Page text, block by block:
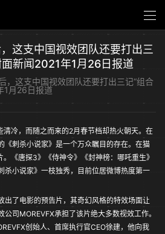
这支中国视效团队还要打出三
面新闻2021年1月26日报道
，这支中国视效团队还要打出三记“组合
1月26日报道
清冷，而随之而来的2月春节档却热火朝天。在
《刺杀小说家》是一个万众瞩目的存在。在猫
《唐探3》《侍神令》《封神榜：哪吒重生》
杀小说家》一枝独秀，目前位居微博热度第一
出了电影的预告片，其奇幻风格的特效场面让
司MOREVFX承担了该片绝大多数视效工作。
创始人、首席执行官CEO徐建，他向我